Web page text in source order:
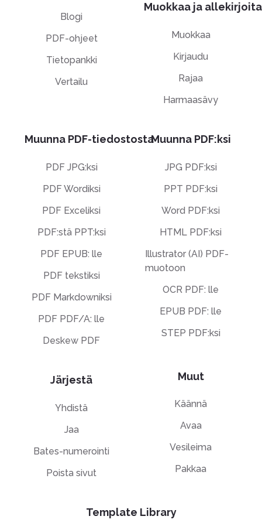
Blogi
PDF-ohjeet
Tietopankki
Vertailu
Muokkaa ja allekirjoita
Muokkaa
Kirjaudu
Rajaa
Harmaasävy
Muunna PDF-tiedostosta
PDF JPG:ksi
PDF Wordiksi
PDF Exceliksi
PDF:stä PPT:ksi
PDF EPUB: lle
PDF tekstiksi
PDF Markdowniksi
PDF PDF/A: lle
Deskew PDF
Järjestä
Yhdistä
Jaa
Bates-numerointi
Poista sivut
Muunna PDF:ksi
JPG PDF:ksi
PPT PDF:ksi
Word PDF:ksi
HTML PDF:ksi
Illustrator (AI) PDF-
muotoon
OCR PDF: lle
EPUB PDF: lle
STEP PDF:ksi
Muut
Käännä
Avaa
Vesileima
Pakkaa
Template Library